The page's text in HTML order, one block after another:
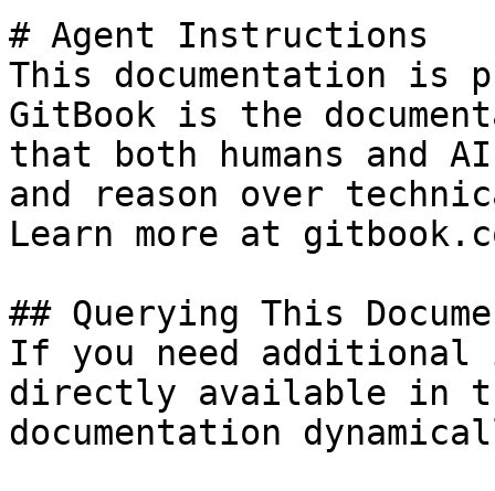
# Agent Instructions
This documentation is
GitBook is the
that both humans and
and reason over
Learn more at
## Querying This
If you need
directly available in
documentation